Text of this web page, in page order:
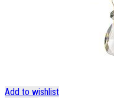
Add to wishlist